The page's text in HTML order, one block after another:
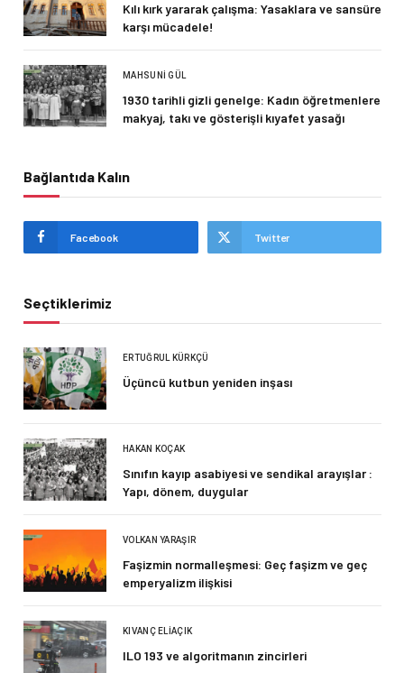
Kılı kırk yararak çalışma: Yasaklara ve sansüre
karşı mücadele!
MAHSUNI GÜL
1930 tarihli gizli genelge: Kadın öğretmenlere
makyaj, takı ve gösterişli kıyafet yasağı
Bağlantıda Kalın
Facebook Twitter
Seçtiklerimiz
ERTUĞRUL KÜRKÇÜ
Üçüncü kutbun yeniden inşası
HAKAN KOÇAK
Sınıfın kayıp asabiyesi ve sendikal arayışlar :
Yapı, dönem, duygular
VOLKAN YARAŞIR
Faşizmin normalleşmesi: Geç faşizm ve geç
emperyalizm ilişkisi
KIVANÇ ELIAÇIK
ILO 193 ve algoritmanın zincirleri